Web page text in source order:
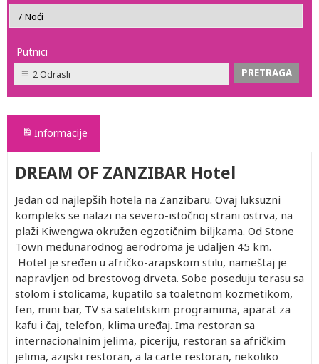
Putnici
2 Odrasli
Informacije
DREAM OF ZANZIBAR Hotel
Jedan od najlepših hotela na Zanzibaru. Ovaj luksuzni
kompleks se nalazi na severo-istočnoj strani ostrva, na
plaži Kiwengwa okružen egzotičnim biljkama. Od Stone
Town međunarodnog aerodroma je udaljen 45 km.
Hotel je sređen u afričko-arapskom stilu, nameštaj je
napravljen od brestovog drveta. Sobe poseduju terasu sa
stolom i stolicama, kupatilo sa toaletnom kozmetikom,
fen, mini bar, TV sa satelitskim programima, aparat za
kafu i čaj, telefon, klima uređaj. Ima restoran sa
internacionalnim jelima, piceriju, restoran sa afričkim
jelima, azijski restoran, a la carte restoran, nekoliko